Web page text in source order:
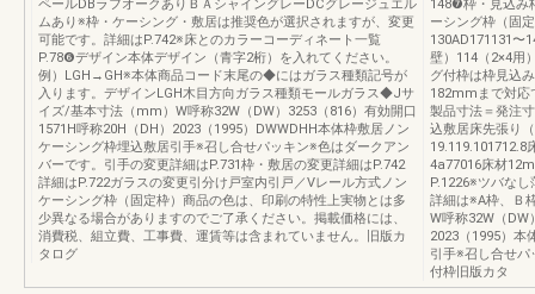
ペールDBラフオークありＢＡシャイングレーDCグレージュエル
ムあり※枠・ケーシング・敷居は推奨色が選択されますが、変更
可能です。詳細はP.742※床とのカラーコーディネート一覧
P.78❻デザイン本体デザイン（青字2桁）を入れてください。
例）LGH→GH※本体商品コード末尾の◆にはガラス種類記号が
入ります。デザインLGH木目方向ガラス種類モールガラス◆Jサ
イズ/基本寸法（mm）W呼称32W（DW）3253（816）有効開口
1571H呼称20H（DH）2023（1995）DWWDHH本体枠敷居ノン
ケーシング枠埋込敷居引手※召し合せパッキン※色はダークアン
バーです。引手の変更詳細はP.731枠・敷居の変更詳細はP.742
詳細はP.722ガラスの変更引分け戸室内引戸／Vレール方式ノン
ケーシング枠（固定枠）商品の色は、印刷の特性上実物とは多
少異なる場合がありますのでご了承ください。掲載価格には、
消費税、組立費、工事費、運賃等は含まれていません。旧版カ
タログ
148❼枠・見込み
ーシング枠（固
130AD171131〜
壁）114（2×4用
グ付枠は枠見込
182mmまで対応
製品寸法＝発注
込敷居床先張り
4a77016床材
P.1226※ツバな
詳細は※A枠、Ｂ
W呼称32W（DW
2023（1995）本
引手※召し合せ
付枠旧版カタ